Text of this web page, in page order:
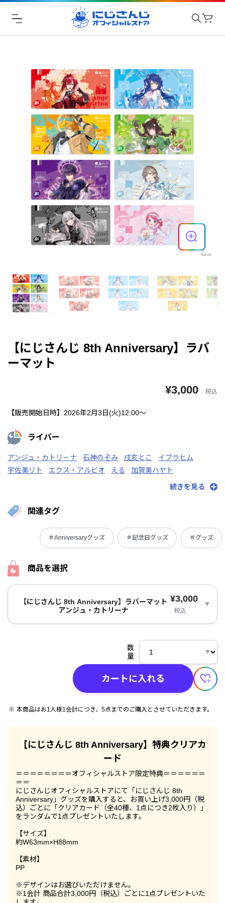
【にじさんじ 8th Anniversary】ラバ
ーマット
¥3,000 税込
【販売開始日時】2026年2月3日(火)12:00～
ライバー
アンジュ・カトリーナ 石神のぞみ 戌亥とこ
イブラヒム
宇佐美リト
エクス・アルビオ える
加賀美ハヤト
倉持めると
周央サンゴ
皇れお
フレン・E・ルスタリオ
星導ショウ 舞元啓介
魔界ノりりむ
ミラン・ケストレル 社築
ラトナ・プティ
続きを見る
関連タグ
＃Anniversaryグッズ ＃記念日グッズ ＃グッズ
商品を選択
【にじさんじ 8th Anniversary】ラバーマット
アンジュ・カトリーナ
¥3,000
税込
数
量
カートに入れる
本商品はお1人様1会計につき、5点までのご購入とさせていただきます。
【にじさんじ 8th Anniversary】特典クリアカ
ード
＝＝＝＝＝＝＝＝オフィシャルストア限定特典＝＝＝＝＝＝
＝＝
にじさんじオフィシャルストアにて「にじさんじ 8th
Anniversary」グッズを購入すると、お買い上げ3,000円（税
込）ごとに「クリアカード（全40種、1点につき2枚入り）」
をランダムで1点プレゼントいたします。
【サイズ】
約W63mm×H88mm
【素材】
PP
※デザインはお選びいただけません。
※1会計 商品合計3,000円（税込）ごとに1点プレゼントいた